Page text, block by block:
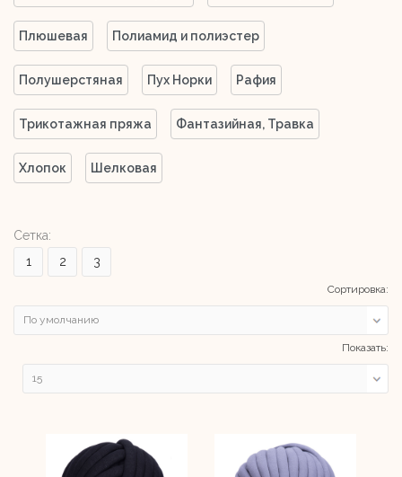
Плюшевая Полиамид и полиэстер
Полушерстяная Пух Норки Рафия
Трикотажная пряжа Фантазийная, Травка
Хлопок Шелковая
Сетка:
1
2 3
Сортировка:
Показать: